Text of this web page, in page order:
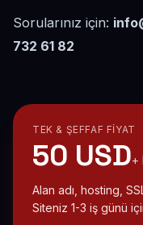
Sorularınız için:
732 61 82
TEK & ŞEFFAF FIYAT
50 USD+
Alan adı, hosting,
Siteniz 1-3 iş günü